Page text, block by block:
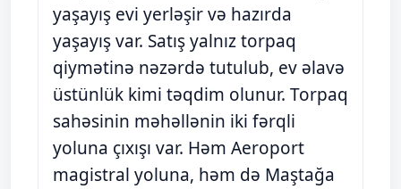
yaşayış evi yerləşir və hazırda
yaşayış var. Satış yalnız torpaq
qiymətinə nəzərdə tutulub, ev əlavə
üstünlük kimi təqdim olunur. Torpaq
sahəsinin məhəllənin iki fərqli
yoluna çıxışı var. Həm Aeroport
magistral yoluna, həm də Maştağa